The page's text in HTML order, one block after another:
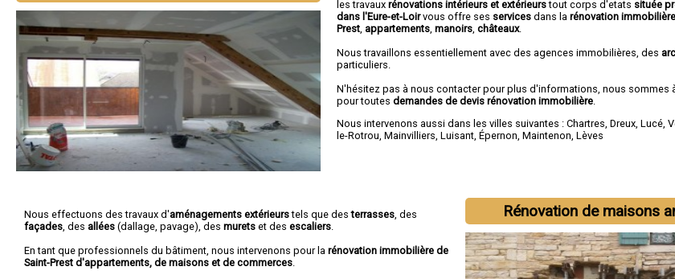
les travauxrénovations intérieurs et extérieurstout corps d'etats située
dans l'Eure-et-Loirvous offre ses services dans larénovation immobilière
Prest appartements ,manoirs ,châteaux.
Nous travaillons essentiellement avec des agences immobilières, des
particuliers.
N'hésitez pas à nous contacter pour plus d'informations, nous sommes
pour toutesdemandes de devis rénovation immobilière
Nous intervenons aussi dans les villes suivantes :Chartres ,Dreux ,Lucé ,
le-Rotrou ,Mainvilliers ,Luisant ,Épernon ,Maintenon ,Lèves
Rénovation de maisons
Nous effectuons des travaux d'aménagements extérieurstels que desterrasses , des
façades , des allées (dallage, pavage), des murets et des escaliers
En tant que professionnels du bâtiment, nous intervenons pour la rénovation immobilière de
Saint-Prest d'appartements, de maisons et de commerces